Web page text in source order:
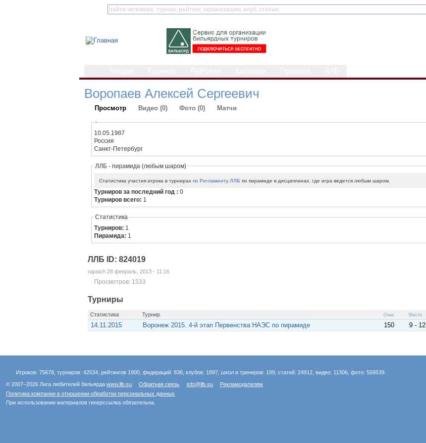
Воропаев Алексей Сергеевич
Просмотр Видео (0) Фото (0) Матчи
-
10.05.1987
Россия
Санкт-Петербург
ЛЛБ - пирамида (любым шаром)
Статистика участия игрока в турнирахпо Регламенту ЛЛБ по пирамиде в дисциплинах, где игра ведется любым шаром.
Турниров за последний год :0
Турниров всего: 1
Статистика
Турниров: 1
Пирамида: 1
ЛЛБ ID: 824019
rapaich 28 февраль, 2013 - 11:16
Просмотров: 1533
Турниры
Статистика Турнир Очки Место
14.11.2015 Воронеж 2015. 4-й этап Первенства НАЭС по пирамиде 150 9 - 12
Игроков: 75678, турниров: 42534, рейтингов 1900, федераций: 836, клубов: 1897, школ и тренеров: 199, статей: 24912, видео: 11306, фото: 559539.
© 2007–2026 Лига любителей бильярдаwww.llb.su Обратная связь info@llb.su
Рекламодателям
Политика компании в отношении обработки персональных данных
При использовании материалов гиперссылка обязательна.